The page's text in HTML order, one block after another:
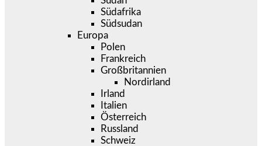
Südafrika
Südsudan
Europa
Polen
Frankreich
Großbritannien
Nordirland
Irland
Italien
Österreich
Russland
Schweiz